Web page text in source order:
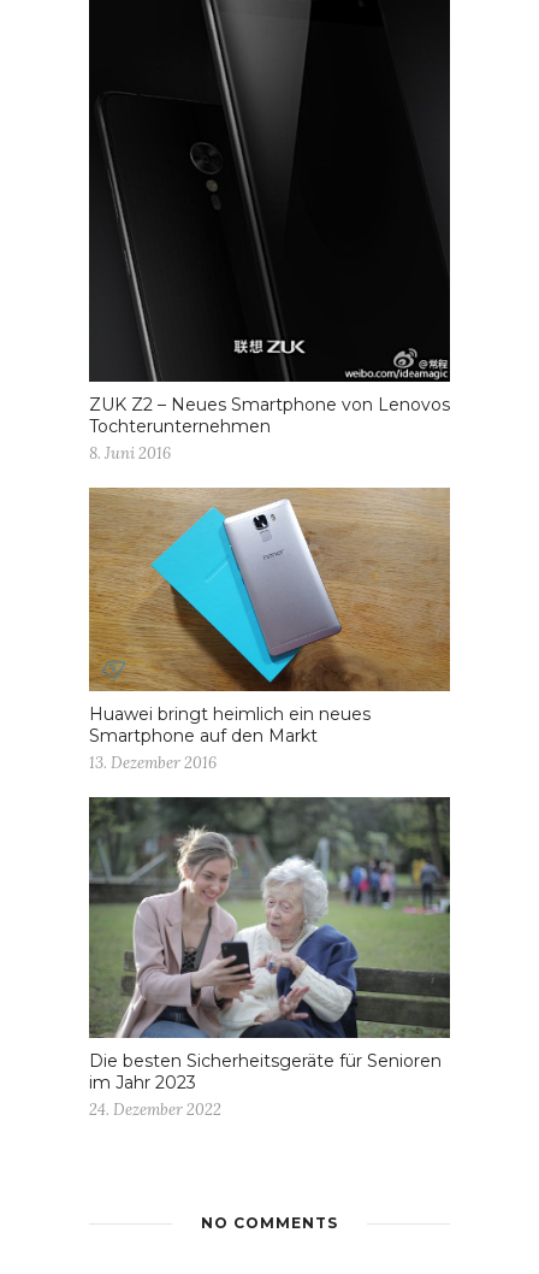
ZUK Z2 – Neues Smartphone von Lenovos
Tochterunternehmen
8. Juni 2016
Huawei bringt heimlich ein neues
Smartphone auf den Markt
13. Dezember 2016
Die besten Sicherheitsgeräte für Senioren
im Jahr 2023
24. Dezember 2022
NO COMMENTS